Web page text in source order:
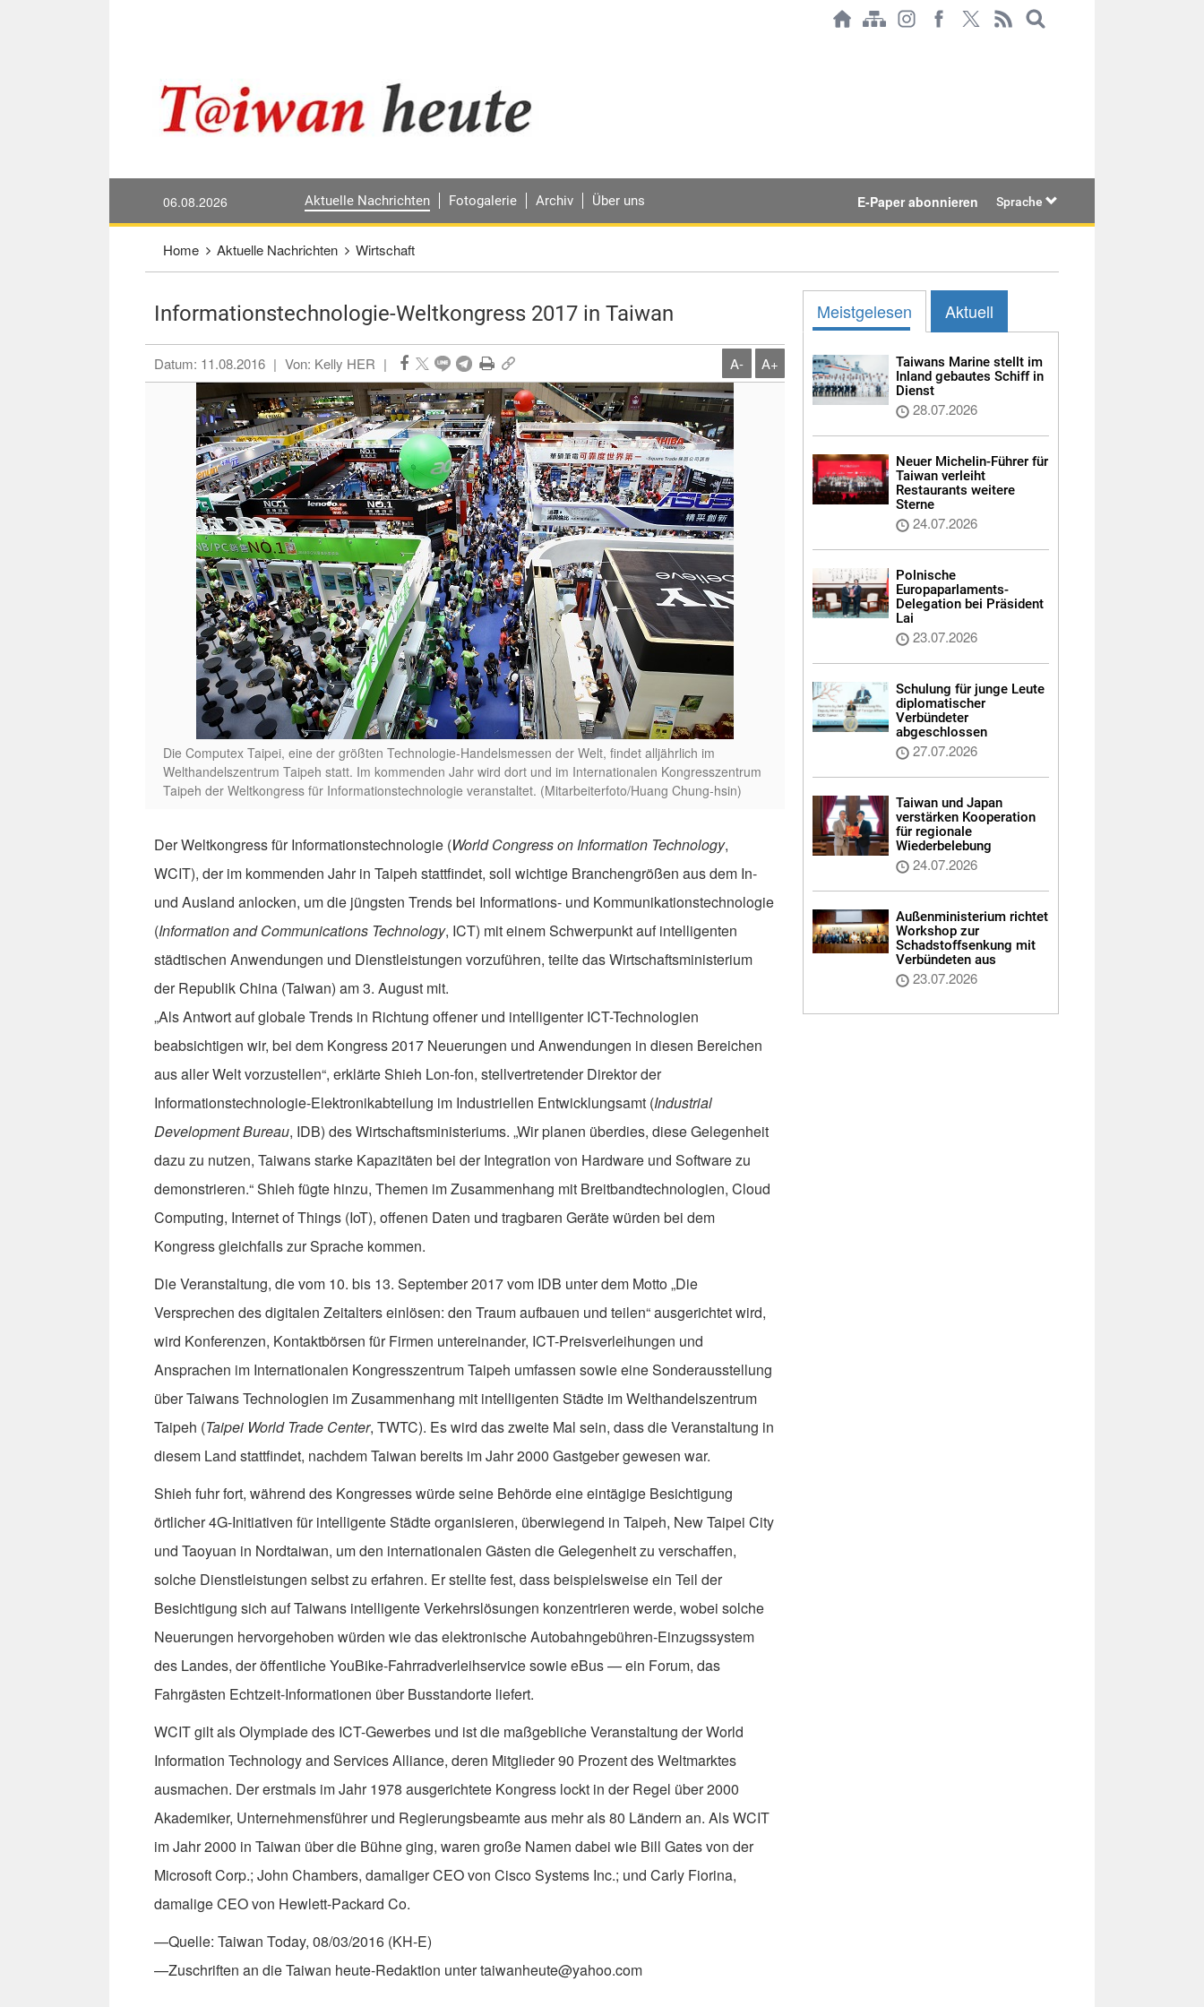
06.08.2026 Aktuelle Nachrichten Fotogalerie Archiv Über uns E-Paper abonnieren Sprache
Home Aktuelle Nachrichten Wirtschaft
Informationstechnologie-Weltkongress 2017 in Taiwan
Datum: 11.08.2016 | Von: Kelly HER | A- A+
Die Computex Taipei, eine der größten Technologie-Handelsmessen der Welt, findet alljährlich im
Welthandelszentrum Taipeh statt. Im kommenden Jahr wird dort und im Internationalen Kongresszentrum
Taipeh der Weltkongress für Informationstechnologie veranstaltet. (Mitarbeiterfoto/Huang Chung-hsin)
Der Weltkongress für Informationstechnologie (World Congress on Information Technology,
WCIT), der im kommenden Jahr in Taipeh stattfindet, soll wichtige Branchengrößen aus dem In-
und Ausland anlocken, um die jüngsten Trends bei Informations- und Kommunikationstechnologie
(Information and Communications Technology, ICT) mit einem Schwerpunkt auf intelligenten
städtischen Anwendungen und Dienstleistungen vorzuführen, teilte das Wirtschaftsministerium
der Republik China (Taiwan) am 3. August mit.
„Als Antwort auf globale Trends in Richtung offener und intelligenter ICT-Technologien
beabsichtigen wir, bei dem Kongress 2017 Neuerungen und Anwendungen in diesen Bereichen
aus aller Welt vorzustellen“, erklärte Shieh Lon-fon, stellvertretender Direktor der
Informationstechnologie-Elektronikabteilung im Industriellen Entwicklungsamt (Industrial
Development Bureau, IDB) des Wirtschaftsministeriums. „Wir planen überdies, diese Gelegenheit
dazu zu nutzen, Taiwans starke Kapazitäten bei der Integration von Hardware und Software zu
demonstrieren.“ Shieh fügte hinzu, Themen im Zusammenhang mit Breitbandtechnologien, Cloud
Computing, Internet of Things (IoT), offenen Daten und tragbaren Geräte würden bei dem
Kongress gleichfalls zur Sprache kommen.
Die Veranstaltung, die vom 10. bis 13. September 2017 vom IDB unter dem Motto „Die
Versprechen des digitalen Zeitalters einlösen: den Traum aufbauen und teilen“ ausgerichtet wird,
wird Konferenzen, Kontaktbörsen für Firmen untereinander, ICT-Preisverleihungen und
Ansprachen im Internationalen Kongresszentrum Taipeh umfassen sowie eine Sonderausstellung
über Taiwans Technologien im Zusammenhang mit intelligenten Städte im Welthandelszentrum
Taipeh (Taipei World Trade Center, TWTC). Es wird das zweite Mal sein, dass die Veranstaltung in
diesem Land stattfindet, nachdem Taiwan bereits im Jahr 2000 Gastgeber gewesen war.
Shieh fuhr fort, während des Kongresses würde seine Behörde eine eintägige Besichtigung
örtlicher 4G-Initiativen für intelligente Städte organisieren, überwiegend in Taipeh, New Taipei City
und Taoyuan in Nordtaiwan, um den internationalen Gästen die Gelegenheit zu verschaffen,
solche Dienstleistungen selbst zu erfahren. Er stellte fest, dass beispielsweise ein Teil der
Besichtigung sich auf Taiwans intelligente Verkehrslösungen konzentrieren werde, wobei solche
Neuerungen hervorgehoben würden wie das elektronische Autobahngebühren-Einzugssystem
des Landes, der öffentliche YouBike-Fahrradverleihservice sowie eBus — ein Forum, das
Fahrgästen Echtzeit-Informationen über Busstandorte liefert.
WCIT gilt als Olympiade des ICT-Gewerbes und ist die maßgebliche Veranstaltung der World
Information Technology and Services Alliance, deren Mitglieder 90 Prozent des Weltmarktes
ausmachen. Der erstmals im Jahr 1978 ausgerichtete Kongress lockt in der Regel über 2000
Akademiker, Unternehmensführer und Regierungsbeamte aus mehr als 80 Ländern an. Als WCIT
im Jahr 2000 in Taiwan über die Bühne ging, waren große Namen dabei wie Bill Gates von der
Microsoft Corp.; John Chambers, damaliger CEO von Cisco Systems Inc.; und Carly Fiorina,
damalige CEO von Hewlett-Packard Co.
—Quelle: Taiwan Today, 08/03/2016 (KH-E)
—Zuschriften an die Taiwan heute-Redaktion unter taiwanheute@yahoo.com
Meistgelesen Aktuell
Taiwans Marine stellt im
Inland gebautes Schiff in
Dienst
28.07.2026
Neuer Michelin-Führer für
Taiwan verleiht
Restaurants weitere
Sterne
24.07.2026
Polnische
Europaparlaments-
Delegation bei Präsident
Lai
23.07.2026
Schulung für junge Leute
diplomatischer
Verbündeter
abgeschlossen
27.07.2026
Taiwan und Japan
verstärken Kooperation
für regionale
Wiederbelebung
24.07.2026
Außenministerium richtet
Workshop zur
Schadstoffsenkung mit
Verbündeten aus
23.07.2026